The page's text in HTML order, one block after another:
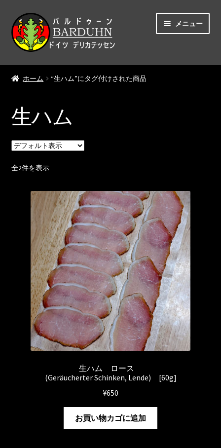
ナ
ビ
ゲ
シ
ョ
ス
ッ
プ
コ
ン
テ
ツ
へ
ッ
メニュー
ホーム
ショップ
マイアカウント
カート
チェックアウト
ホーム “生ハム”にタグ付けされた商品
生ハム
全2件を表示
生ハム ロース
(Geräucherter Schinken, Lende) [60g]
¥650
お買い物カゴに追加